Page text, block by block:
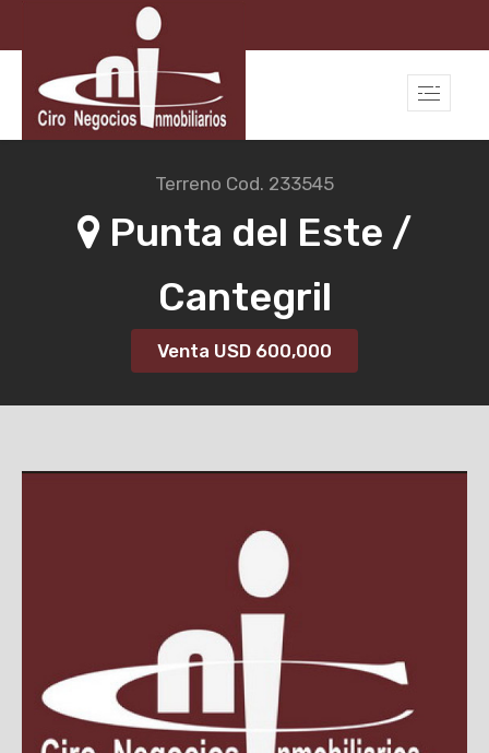
Terreno Cod. 233545
Punta del Este /
Cantegril
Venta USD 600,000